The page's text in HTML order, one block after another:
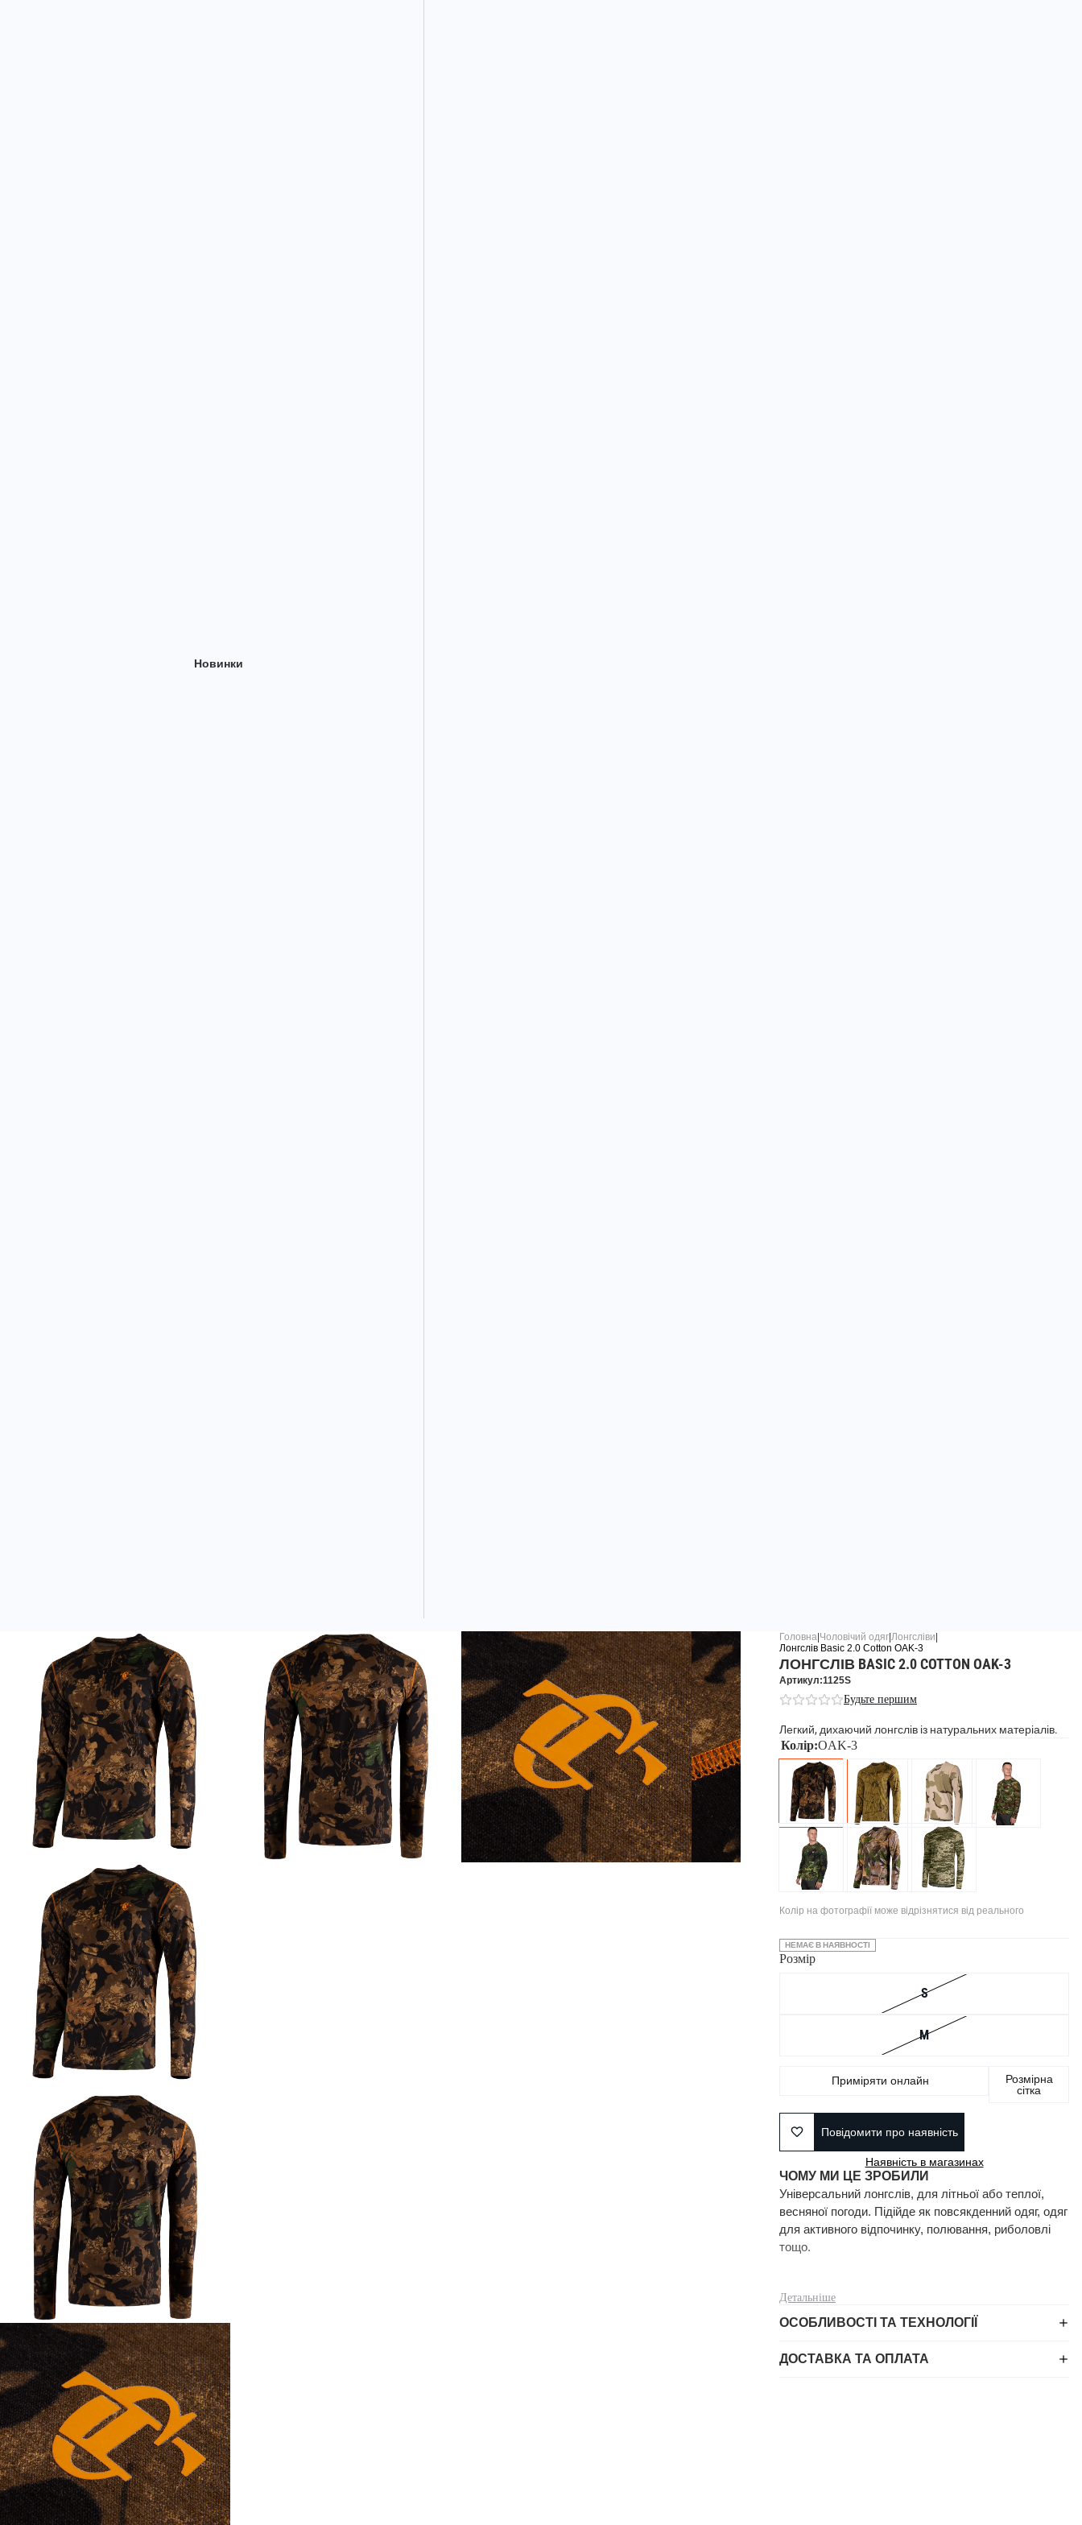
Новинки
Головна Чоловічий одяг Лонгсліви
Лонгслів Basic 2.0 Cotton OAK-3
ЛОНГСЛІВ BASIC 2.0 COTTON OAK-3
Артикул:1125S
Будьте першим
Легкий, дихаючий лонгслів із натуральних матеріалів.
Колір:OAK-3
Колір на фотографії може відрізнятися від реального
НЕМАЄ В НАЯВНОСТІ
Розмір
S
M
Приміряти онлайн
Розмірна
сітка
Повідомити про наявність
Наявність в магазинах
ЧОМУ МИ ЦЕ ЗРОБИЛИ
Універсальний лонгслів, для літньої або теплої,
весняної погоди. Підійде як повсякденний одяг, одяг
для активного відпочинку, полювання, риболовлі
тощо.
Лонгслів вироблено із бавовни. Це натуральний,
вологу, та досить приємний на дотик. Матеріал
Детальніше
ОСОБЛИВОСТІ ТА ТЕХНОЛОГІЇ
ДОСТАВКА ТА ОПЛАТА